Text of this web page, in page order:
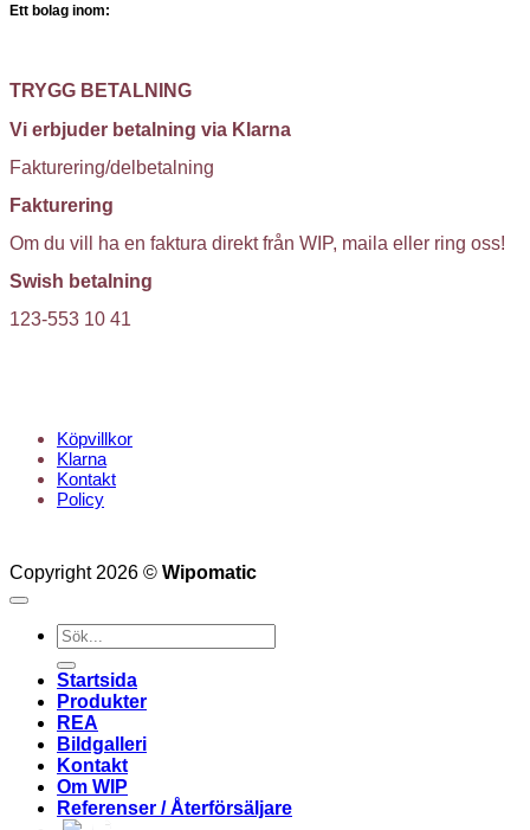
Ett bolag inom:
TRYGG BETALNING
Vi erbjuder betalning via Klarna
Fakturering/delbetalning
Fakturering
Om du vill ha en faktura direkt från WIP, maila eller ring oss!
Swish betalning
123-553 10 41
Köpvillkor
Klarna
Kontakt
Policy
Copyright 2026 © Wipomatic
Sök
efter:
Startsida
Produkter
REA
Bildgalleri
Kontakt
Om WIP
Referenser / Återförsäljare